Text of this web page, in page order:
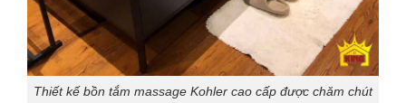
Thiết kế bồn tắm massage Kohler cao cấp được chăm chút